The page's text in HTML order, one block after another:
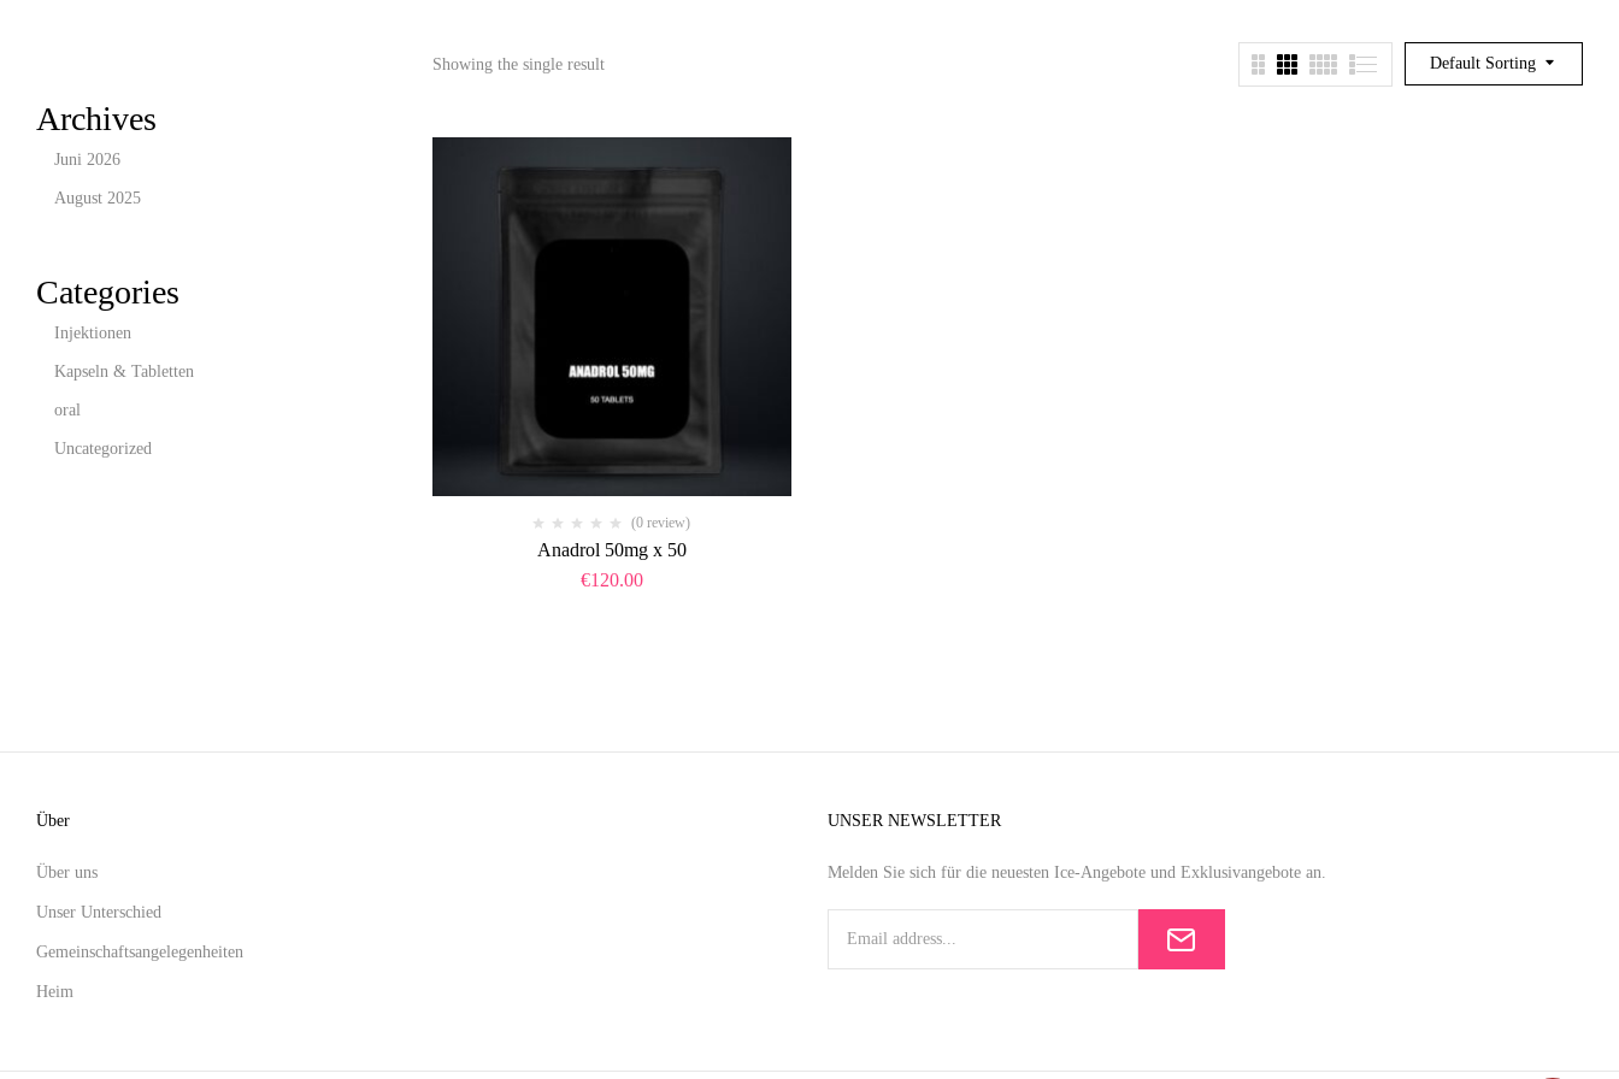
Archives
Juni 2026
August 2025
Categories
Injektionen
Kapseln & Tabletten
oral
Uncategorized
Default Sorting
Showing the single result
(0 review)
Anadrol 50mg x 50
€120.00
Über
Über uns
Unser Unterschied
Gemeinschaftsangelegenheiten
Heim
UNSER NEWSLETTER
Melden Sie sich für die neuesten Ice-Angebote und Exklusivangebote an.